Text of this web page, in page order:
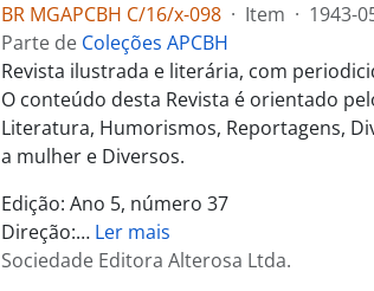
BR MGAPCBH C/16/x-098 · Item · 1943-
Parte de Coleções APCBH
Revista ilustrada e literária, com
O conteúdo desta Revista é orientado
Literatura, Humorismos, Reportagens,
a mulher e Diversos.
Edição: Ano 5, número 37
Direção:… Ler mais
Sociedade Editora Alterosa Ltda.